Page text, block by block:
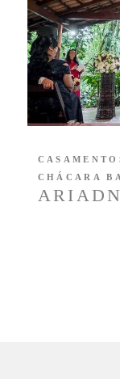
CHÁCARA